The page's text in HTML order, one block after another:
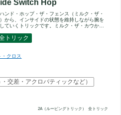
Switch Hop
ンド・ホップ・ザ・フェンス（ミルク・ザ・
から、インサイドの状態を維持しながら腕を
ていくトリックです。ミルク・ザ・カウから
2A（ルーピングトリック） 全トリック
トリック
・クロス
交差・アクロバティックなど）